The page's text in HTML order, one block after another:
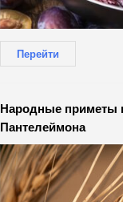
Перейти
Народные приметы
Пантелеймона